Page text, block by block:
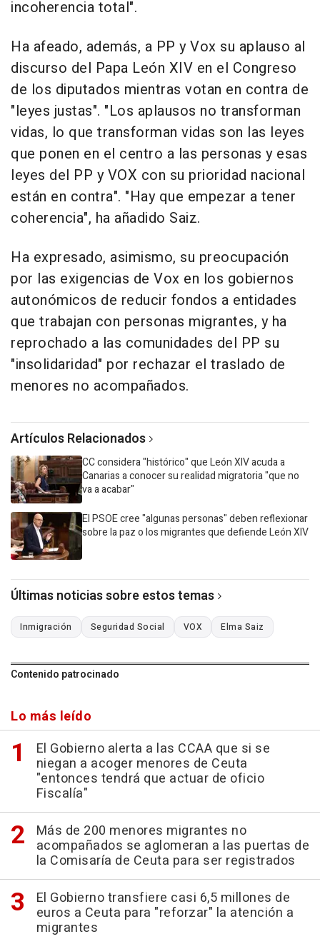
incoherencia total".
Ha afeado, además, a PP y Vox su aplauso al
discurso del Papa León XIV en el Congreso
de los diputados mientras votan en contra de
"leyes justas". "Los aplausos no transforman
vidas, lo que transforman vidas son las leyes
que ponen en el centro a las personas y esas
leyes del PP y VOX con su prioridad nacional
están en contra". "Hay que empezar a tener
coherencia", ha añadido Saiz.
Ha expresado, asimismo, su preocupación
por las exigencias de Vox en los gobiernos
autonómicos de reducir fondos a entidades
que trabajan con personas migrantes, y ha
reprochado a las comunidades del PP su
"insolidaridad" por rechazar el traslado de
menores no acompañados.
Artículos Relacionados
CC considera "histórico" que León XIV acuda a
Canarias a conocer su realidad migratoria "que no
va a acabar"
El PSOE cree "algunas personas" deben reflexionar
sobre la paz o los migrantes que defiende León XIV
Últimas noticias sobre estos temas
Inmigración Seguridad Social VOX Elma Saiz
Contenido patrocinado
Lo más leído
El Gobierno alerta a las CCAA que si se
niegan a acoger menores de Ceuta
"entonces tendrá que actuar de oficio
Fiscalía"
Más de 200 menores migrantes no
acompañados se aglomeran a las puertas de
la Comisaría de Ceuta para ser registrados
El Gobierno transfiere casi 6,5 millones de
euros a Ceuta para "reforzar" la atención a
migrantes